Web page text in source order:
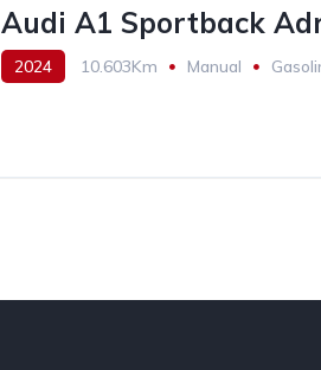
Audi A1 Sportback
2024 10.603Km Manual